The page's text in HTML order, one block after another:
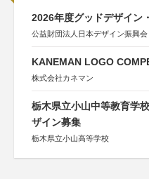
2026年度グッドデザイン
公益財団法人日本デザイン振興会
KANEMAN LOGO
株式会社カネマン
栃木県立小山中等教育学
ザイン募集
栃木県立小山高等学校